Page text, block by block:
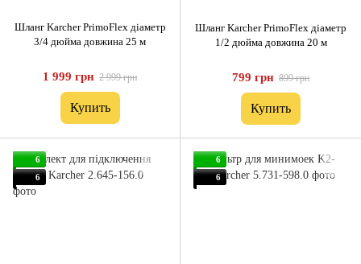
Шланг Karcher PrimoFlex діаметр
3/4 дюйма довжина 25 м
1 999 грн 2 999 грн
Купить
Шланг Karcher PrimoFlex діаметр
1/2 дюйма довжина 20 м
799 грн 899 грн
Купить
6
6
6
6